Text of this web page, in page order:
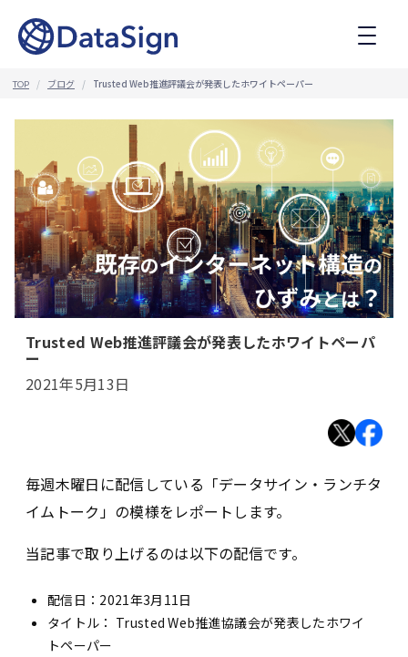
TOP ブログ Trusted Web推進評議会が発表したホワイトペーパー
Trusted Web推進評議会が発表したホワイトペーパ
ー
2021年5月13日
毎週木曜日に配信している「データサイン・ランチタ
イムトーク」の模様をレポートします。
当記事で取り上げるのは以下の配信です。
配信日：2021年3月11日
タイトル： Trusted Web推進協議会が発表したホワイ
トペーパー